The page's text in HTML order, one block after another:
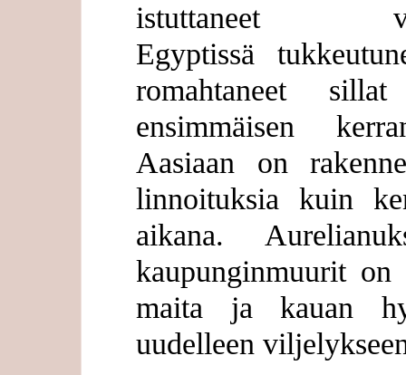
istuttaneet
Egyptissä
romahtaneet
ensimmäisen
Aasiaan on
linnoituksia kuin
aikana.
kaupunginmuurit on
maita ja kauan
uudelleen